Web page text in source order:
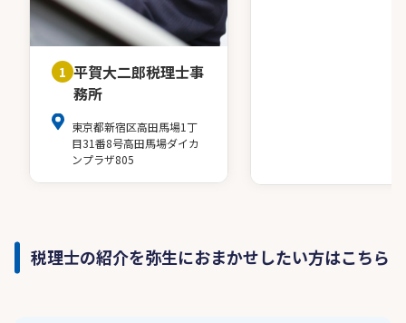
1 平賀大二郎税理士事
務所
東京都新宿区高田馬場1丁
目31番8号高田馬場ダイカ
ンプラザ805
税理士の紹介を弥生におまかせしたい方はこちら